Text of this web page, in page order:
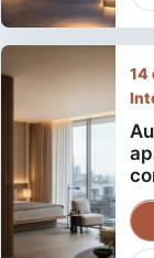
14